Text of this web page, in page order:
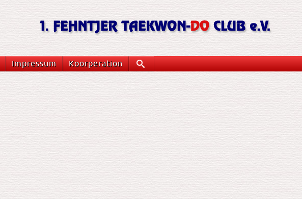
Impressum Koorperation Suche